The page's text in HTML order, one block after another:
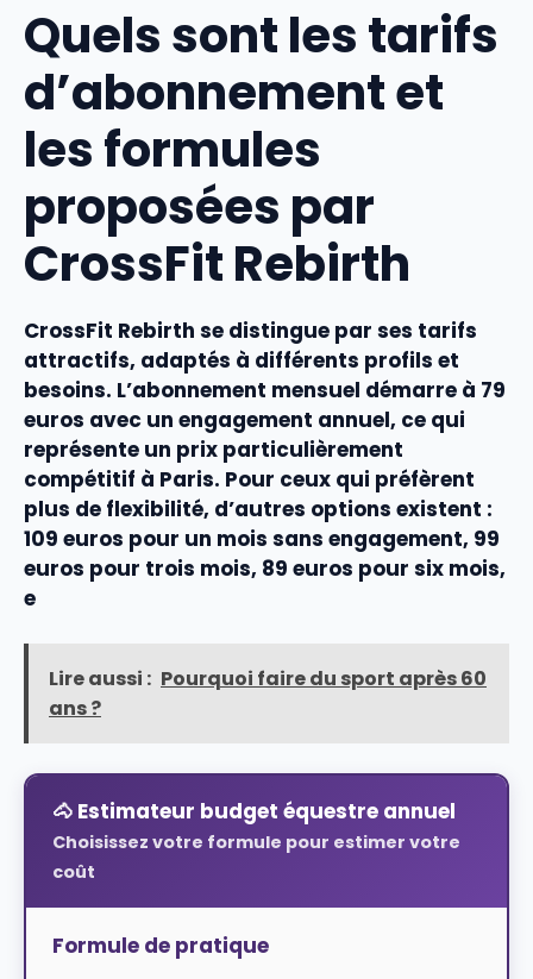
Quels sont les tarifs
d’abonnement et
les formules
proposées par
CrossFit Rebirth
CrossFit Rebirth se distingue par ses tarifs
attractifs, adaptés à différents profils et
besoins. L’abonnement mensuel démarre à 79
euros avec un engagement annuel, ce qui
représente un prix particulièrement
compétitif à Paris. Pour ceux qui préfèrent
plus de flexibilité, d’autres options existent :
109 euros pour un mois sans engagement, 99
euros pour trois mois, 89 euros pour six mois,
e
Lire aussi : Pourquoi faire du sport après 60
ans ?
🐴 Estimateur budget équestre annuel
Choisissez votre formule pour estimer votre
coût
Formule de pratique